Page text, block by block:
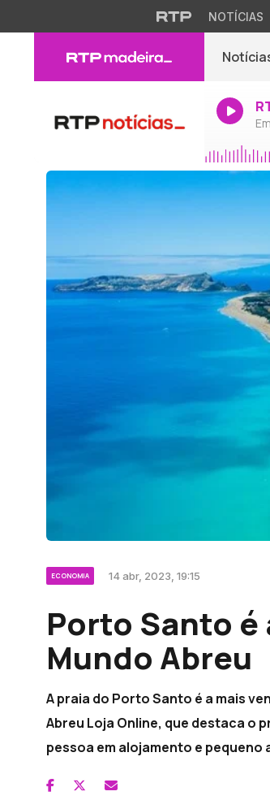
NOTÍCIAS
ECONOMIA 14 abr, 2023, 19:15
Porto Santo é
Mundo Abreu
A praia do Porto Santo é a mais
Abreu Loja Online, que destaca o
pessoa em alojamento e pequeno